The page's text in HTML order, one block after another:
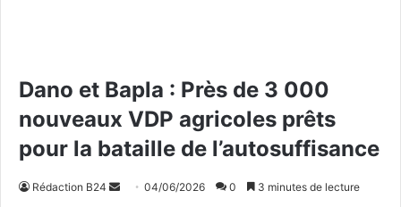
Dano et Bapla : Près de 3 000
nouveaux VDP agricoles prêts
pour la bataille de l’autosuffisance
Rédaction B24 04/06/2026 0 3 minutes de lecture